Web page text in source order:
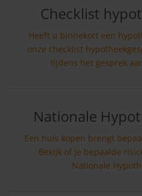
Checklist
Heeft u binnekort een
onze checklist
tijdens het gesprek
Nationale
Een huis kopen brengt
Bekijk of je bepaalde
Nationale